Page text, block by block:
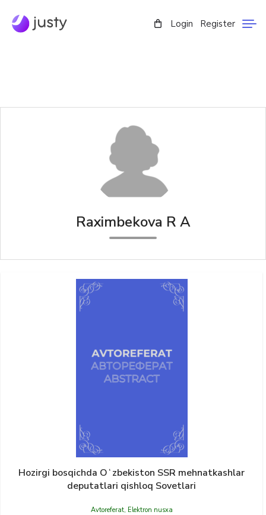
Login Register
Raximbekova R A
Hozirgi bosqichda Oʻzbekiston SSR mehnatkashlar
deputatlari qishloq Sovetlari
Avtoreferat, Elektron nusxa